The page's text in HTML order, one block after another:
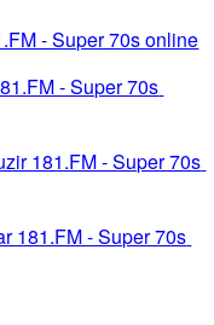
- Super 70s online
- Super 70s
181.FM - Super 70s
181.FM - Super 70s